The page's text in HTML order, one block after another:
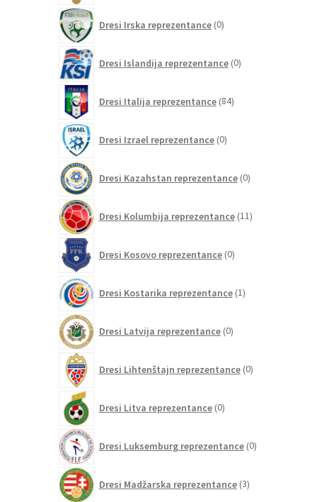
Dresi Irska reprezentance 0izdelkov
Dresi Islandija reprezentance 0izdelkov
Dresi Italija reprezentance 84izdelkov
Dresi Izrael reprezentance 0izdelkov
Dresi Kazahstan reprezentance 0izdelkov
Dresi Kolumbija reprezentance 11izdelkov
Dresi Kosovo reprezentance 0izdelkov
Dresi Kostarika reprezentance 1izdelek
Dresi Latvija reprezentance 0izdelkov
Dresi Lihtenštajn reprezentance 0izdelkov
Dresi Litva reprezentance 0izdelkov
Dresi Luksemburg reprezentance 0izdelkov
Dresi Madžarska reprezentance 3izdelki